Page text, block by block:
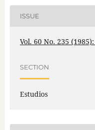
ISSUE
Vol. 60 No. 235
SECTION
Estudios